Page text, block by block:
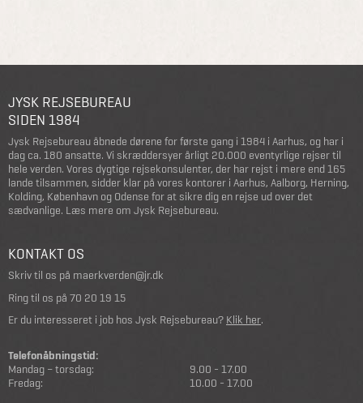
JYSK REJSEBUREAU
SIDEN 1984
Jysk Rejsebureau åbnede dørene for første gang i 1984 i Aarhus, og har i
dag ca. 180 ansatte. Vi skræddersyer årligt 20.000 eventyrlige rejser til
hele verden. Vores dygtige rejsekonsulenter, der har rejst i mere end 165
lande tilsammen, sidder klar på vores kontorer i Aarhus, Aalborg, Herning,
Kolding, København og Odense for at sikre dig en rejse ud over det
sædvanlige. Læs mere om Jysk Rejsebureau.
KONTAKT OS
Skriv til os på maerkverden@jr.dk
Ring til os på 70 20 19 15
Er du interesseret i job hos Jysk Rejsebureau? Klik her.
Telefonåbningstid:
Mandag – torsdag:
9.00 - 17.00
Fredag:
10.00 - 17.00